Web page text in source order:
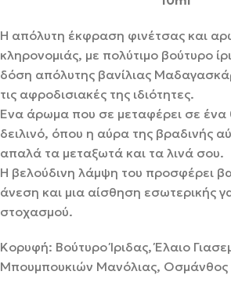
Η απόλυτη έκφραση φινέτσας και
κληρονομιάς, με πολύτιμο βούτυρο
δόση απόλυτης βανίλιας
τις αφροδισιακές της ιδιότητες.
Ένα άρωμα που σε μεταφέρει σε ένα
δειλινό, όπου η αύρα της βραδινής
απαλά τα μεταξωτά και τα λινά σου.
Η βελούδινη λάμψη του προσφέρει
άνεση και μια αίσθηση εσωτερικής
στοχασμού.
Κορυφή: Βούτυρο Ίριδας, Έλαιο
Μπουμπουκιών Μανόλιας, Οσμάνθος